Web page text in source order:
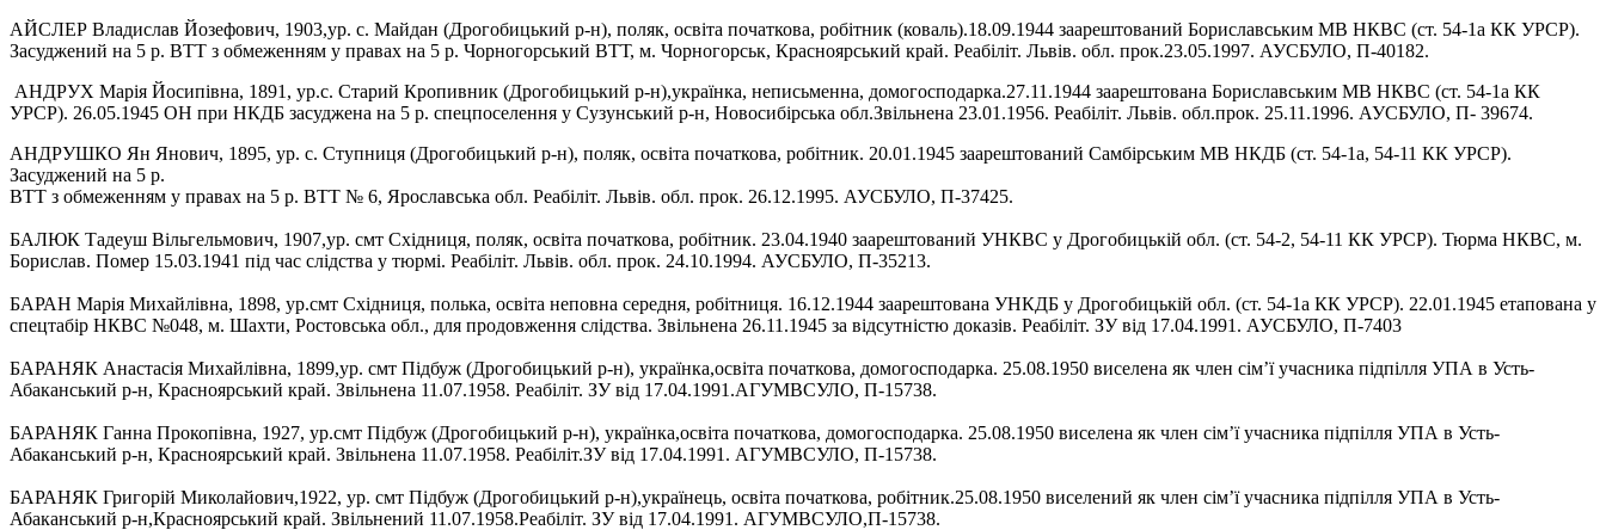
АЙСЛЕР Владислав Йозефович, 1903,ур. с. Майдан (Дрогобицький р-н), поляк, освіта початкова, робітник (коваль).18.09.1944 заарештований Бориславським МВ НКВС (ст. 54-1а КК УРСР).
Засуджений на 5 р. ВТТ з обмеженням у правах на 5 р. Чорногорський ВТТ, м. Чорногорськ, Красноярський край. Реабіліт. Львів. обл. прок.23.05.1997. АУСБУЛО, П-40182.
АНДРУХ Марія Йосипівна, 1891, ур.с. Старий Кропивник (Дрогобицький р-н),українка, неписьменна, домогосподарка.27.11.1944 заарештована Бориславським МВ НКВС (ст. 54-1а КК
УРСР). 26.05.1945 ОН при НКДБ засуджена на 5 р. спецпоселення у Сузунський р-н, Новосибірська обл.Звільнена 23.01.1956. Реабіліт. Львів. обл.прок. 25.11.1996. АУСБУЛО, П- 39674.
АНДРУШКО Ян Янович, 1895, ур. с. Ступниця (Дрогобицький р-н), поляк, освіта початкова, робітник. 20.01.1945 заарештований Самбірським МВ НКДБ (ст. 54-1а, 54-11 КК УРСР).
Засуджений на 5 р.
ВТТ з обмеженням у правах на 5 р. ВТТ № 6, Ярославська обл. Реабіліт. Львів. обл. прок. 26.12.1995. АУСБУЛО, П-37425.
БАЛЮК Тадеуш Вільгельмович, 1907,ур. смт Східниця, поляк, освіта початкова, робітник. 23.04.1940 заарештований УНКВС у Дрогобицькій обл. (ст. 54-2, 54-11 КК УРСР). Тюрма НКВС, м.
Борислав. Помер 15.03.1941 під час слідства у тюрмі. Реабіліт. Львів. обл. прок. 24.10.1994. АУСБУЛО, П-35213.
БАРАН Марія Михайлівна, 1898, ур.смт Східниця, полька, освіта неповна середня, робітниця. 16.12.1944 заарештована УНКДБ у Дрогобицькій обл. (ст. 54-1а КК УРСР). 22.01.1945 етапована у
спецтабір НКВС №048, м. Шахти, Ростовська обл., для продовження слідства. Звільнена 26.11.1945 за відсутністю доказів. Реабіліт. ЗУ від 17.04.1991. АУСБУЛО, П-7403
БАРАНЯК Анастасія Михайлівна, 1899,ур. смт Підбуж (Дрогобицький р-н), українка,освіта початкова, домогосподарка. 25.08.1950 виселена як член сім’ї учасника підпілля УПА в Усть-
Абаканський р-н, Красноярський край. Звільнена 11.07.1958. Реабіліт. ЗУ від 17.04.1991.АГУМВСУЛО, П-15738.
БАРАНЯК Ганна Прокопівна, 1927, ур.смт Підбуж (Дрогобицький р-н), українка,освіта початкова, домогосподарка. 25.08.1950 виселена як член сім’ї учасника підпілля УПА в Усть-
Абаканський р-н, Красноярський край. Звільнена 11.07.1958. Реабіліт.ЗУ від 17.04.1991. АГУМВСУЛО, П-15738.
БАРАНЯК Григорій Миколайович,1922, ур. смт Підбуж (Дрогобицький р-н),українець, освіта початкова, робітник.25.08.1950 виселений як член сім’ї учасника підпілля УПА в Усть-
Абаканський р-н,Красноярський край. Звільнений 11.07.1958.Реабіліт. ЗУ від 17.04.1991. АГУМВСУЛО,П-15738.